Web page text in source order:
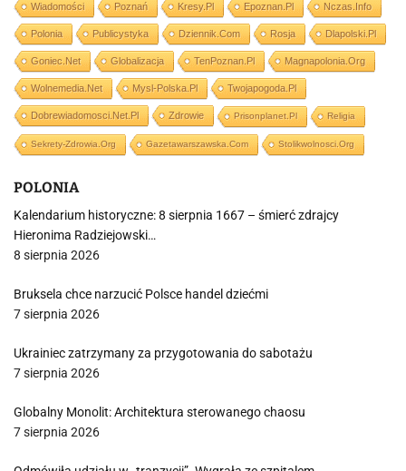
Wiadomości Poznań Kresy.pl Epoznan.pl Nczas.info
Polonia Publicystyka Dziennik.com Rosja Dlapolski.pl
Goniec.net Globalizacja TenPoznan.pl Magnapolonia.org
Wolnemedia.net Mysl-Polska.pl Twojapogoda.pl
Dobrewiadomosci.net.pl Zdrowie Prisonplanet.pl Religia
Sekrety-Zdrowia.org Gazetawarszawska.com Stolikwolnosci.org
POLONIA
Kalendarium historyczne: 8 sierpnia 1667 – śmierć zdrajcy
Hieronima Radziejowski…
8 sierpnia 2026
Bruksela chce narzucić Polsce handel dziećmi
7 sierpnia 2026
Ukrainiec zatrzymany za przygotowania do sabotażu
7 sierpnia 2026
Globalny Monolit: Architektura sterowanego chaosu
7 sierpnia 2026